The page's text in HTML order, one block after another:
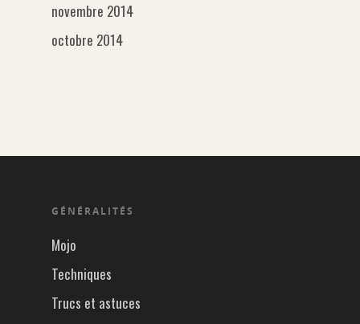
novembre 2014
octobre 2014
GÉNÉRALITÉS
Mojo
Techniques
Trucs et astuces